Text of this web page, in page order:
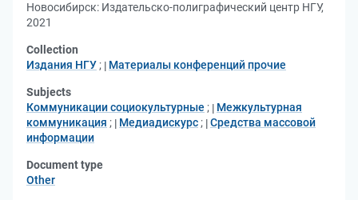
Новосибирск: Издательско-полиграфический центр НГУ,
2021
Collection
Издания НГУ ; Материалы конференций прочие
Subjects
Коммуникации социокультурные ;
Межкультурная
коммуникация ; Медиадискурс ; Средства массовой
информации
Document type
Other